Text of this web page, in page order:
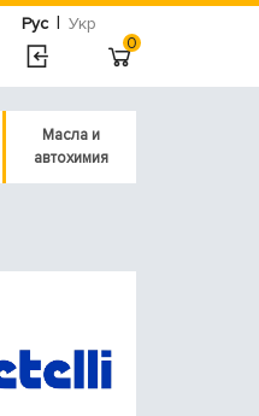
Рус | Укр
0
Масла и
автохимия